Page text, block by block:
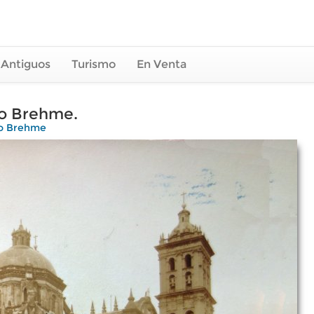
Turismo En Venta
Brehme.
Brehme